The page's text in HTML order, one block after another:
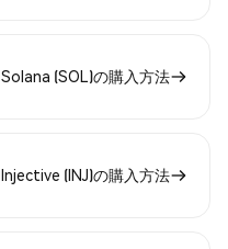
Solana (SOL)の購入方法
Injective (INJ)の購入方法